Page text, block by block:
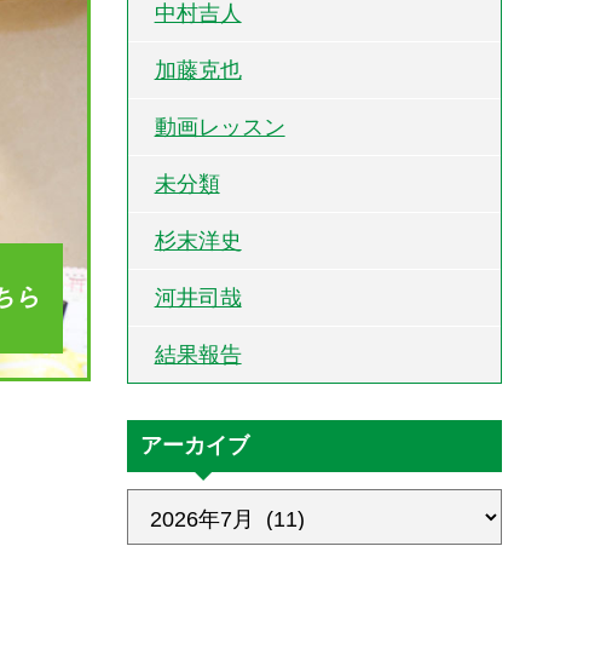
ら
中村吉人
加藤克也
動画レッスン
未分類
杉末洋史
河井司哉
結果報告
アーカイブ